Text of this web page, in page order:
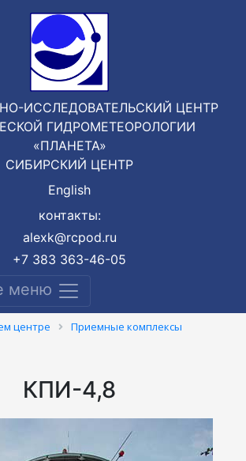
ИССЛЕДОВАТЕЛЬСКИЙ ЦЕНТР
ГИДРОМЕТЕОРОЛОГИИ
«ПЛАНЕТА»
СИБИРСКИЙ ЦЕНТР
English
контакты:
alexk@rcpod.ru
+7 383 363-46-05
меню
центре
Приемные комплексы
КПИ-4,8